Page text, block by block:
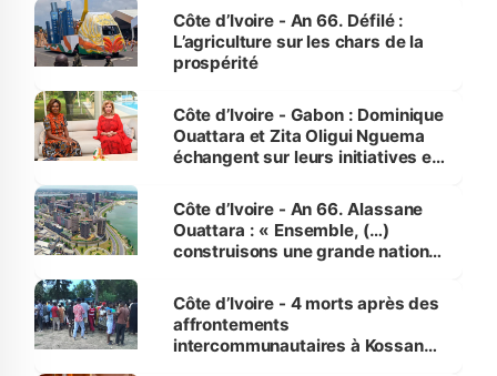
Côte d’Ivoire - An 66. Défilé :
L’agriculture sur les chars de la
prospérité
Côte d’Ivoire - Gabon : Dominique
Ouattara et Zita Oligui Nguema
échangent sur leurs initiatives en
enfants
Côte d’Ivoire - An 66. Alassane
Ouattara : « Ensemble, (…)
construisons une grande nation
générations futures »
Côte d’Ivoire - 4 morts après des
affrontements
intercommunautaires à Kossandji